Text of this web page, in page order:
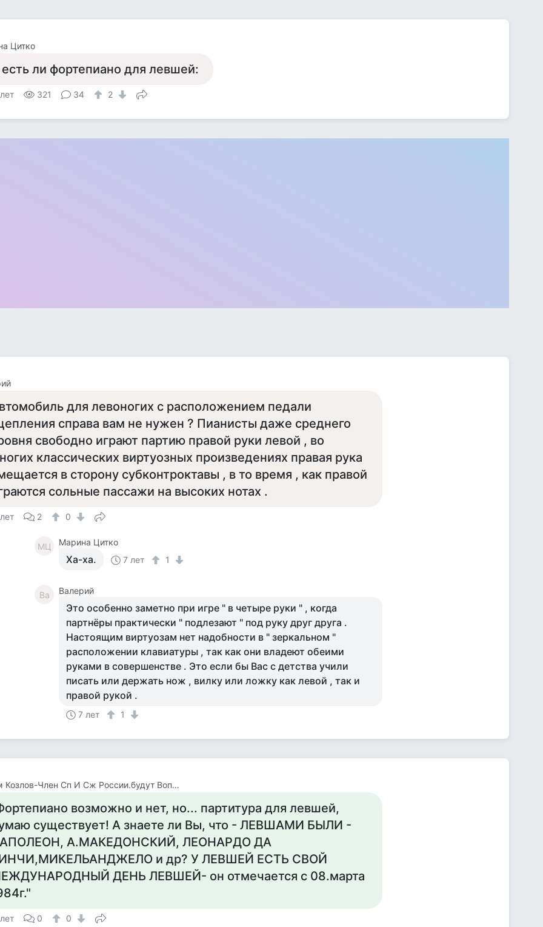
Цитко
ли фортепиано для левшей:
321 34 2
для левоногих с расположением педали
справа вам не нужен ? Пианисты даже среднего
свободно играют партию правой руки левой , во
классических виртуозных произведениях правая рука
в сторону субконтроктавы , в то время , как правой
сольные пассажи на высоких нотах .
2 0
МЦ Марина Цитко
Ха-ха. 7 лет 1
Ва Валерий
Это особенно заметно при игре " в четыре руки " , когда
партнёры практически " подлезают " под руку друг друга .
Настоящим виртуозам нет надобности в " зеркальном "
расположении клавиатуры , так как они владеют обеими
руками в совершенстве . Это если бы Вас с детства учили
писать или держать нож , вилку или ложку как левой , так и
правой рукой .
7 лет 1
Вадим Козлов-Член Сп И Сж России.будут Вопросы -Звоните 8 926 571 18 95
возможно и нет, но... партитура для левшей,
существует! А знаете ли Вы, что - ЛЕВШАМИ БЫЛИ -
А.МАКЕДОНСКИЙ, ЛЕОНАРДО ДА
и др? У ЛЕВШЕЙ ЕСТЬ СВОЙ
ДЕНЬ ЛЕВШЕЙ- он отмечается с 08.марта
0 0